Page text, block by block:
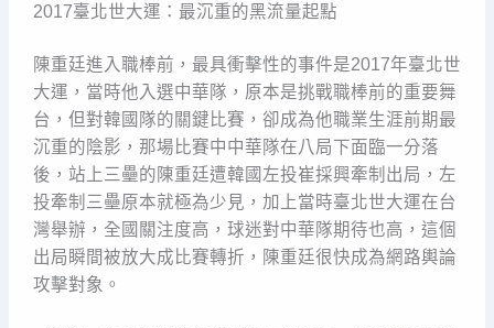
2017臺北世大運：最沉重的黑流量起點
陳重廷進入職棒前，最具衝擊性的事件是2017年臺北世
大運，當時他入選中華隊，原本是挑戰職棒前的重要舞
台，但對韓國隊的關鍵比賽，卻成為他職業生涯前期最
沉重的陰影，那場比賽中中華隊在八局下面臨一分落
後，站上三壘的陳重廷遭韓國左投崔採興牽制出局，左
投牽制三壘原本就極為少見，加上當時臺北世大運在台
灣舉辦，全國關注度高，球迷對中華隊期待也高，這個
出局瞬間被放大成比賽轉折，陳重廷很快成為網路輿論
攻擊對象。